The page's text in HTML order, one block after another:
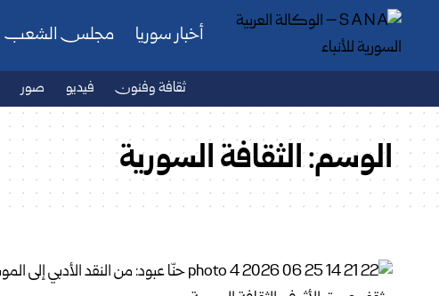
أخبار سوريا مجلس الشعب
ثقافة وفنون فيديو صور
الوسم:الثقافة السورية